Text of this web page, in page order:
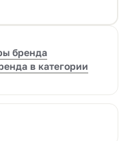
бренда
в категории